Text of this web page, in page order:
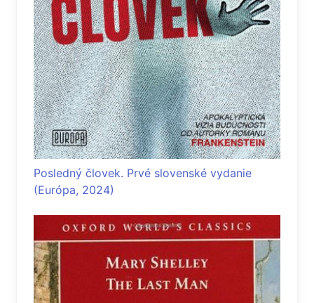
Posledný človek. Prvé slovenské vydanie
(Európa, 2024)